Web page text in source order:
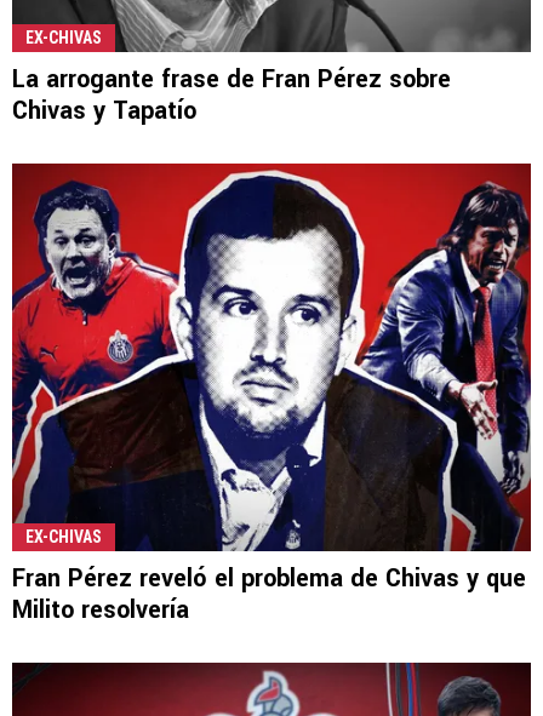
EX-CHIVAS
La arrogante frase de Fran Pérez sobre
Chivas y Tapatío
EX-CHIVAS
Fran Pérez reveló el problema de Chivas y que
Milito resolvería